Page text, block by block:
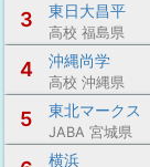
3 東日大昌平
高校 福島県
4 沖縄尚学
高校 沖縄県
5 東北マークス
JABA 宮城県
横浜